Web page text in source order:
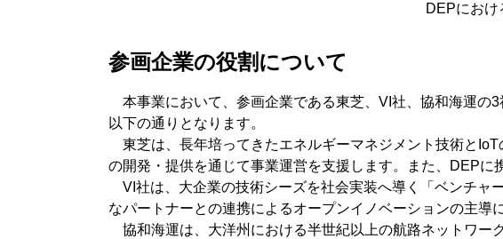
DEPにお
参画企業の役割について
本事業において、参画企業である東芝、VI社、協和海運の
以下の通りとなります。
東芝は、長年培ってきたエネルギーマネジメント技術と
の開発・提供を通じて事業運営を支援します。また、DEPに
VI社は、大企業の技術シーズを社会実装へ導く「ベンチャ
なパートナーとの連携によるオープンイノベーションの主導
協和海運は、大洋州における半世紀以上の航路ネットワー